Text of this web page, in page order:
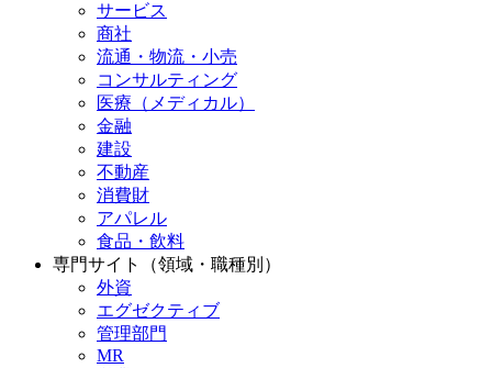
サービス
商社
流通・物流・小売
コンサルティング
医療（メディカル）
金融
建設
不動産
消費財
アパレル
食品・飲料
専門サイト（領域・職種別）
外資
エグゼクティブ
管理部門
MR